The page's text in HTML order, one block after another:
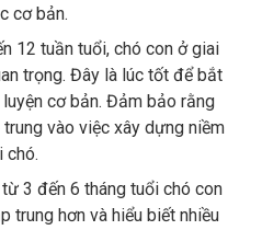
cơ bản.
12 tuần tuổi, chó con ở giai
trọng. Đây là lúc tốt để bắt
cơ bản. Đảm bảo rằng
vào việc xây dựng niềm
chó.
3 đến 6 tháng tuổi chó con
trung hơn và hiểu biết nhiều